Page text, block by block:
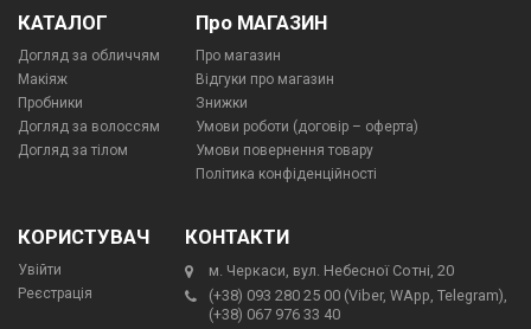
КАТАЛОГ
Догляд за обличчям
Макіяж
Пробники
Догляд за волоссям
Догляд за тілом
Про МАГАЗИН
Про магазин
Відгуки про магазин
Знижки
Умови роботи (договір – оферта)
Умови повернення товару
Політика конфіденційності
КОРИСТУВАЧ
Увійти
Реєстрація
КОНТАКТИ
м. Черкаси, вул. Небесної Сотні, 20
(+38) 093 280 25 00 (Viber, WApp, Telegram),
(+38) 067 976 33 40